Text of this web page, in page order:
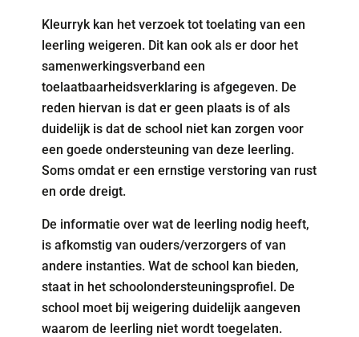
Kleurryk kan het verzoek tot toelating van een
leerling weigeren. Dit kan ook als er door het
samenwerkingsverband een
toelaatbaarheidsverklaring is afgegeven. De
reden hiervan is dat er geen plaats is of als
duidelijk is dat de school niet kan zorgen voor
een goede ondersteuning van deze leerling.
Soms omdat er een ernstige verstoring van rust
en orde dreigt.
De informatie over wat de leerling nodig heeft,
is afkomstig van ouders/verzorgers of van
andere instanties. Wat de school kan bieden,
staat in het schoolondersteuningsprofiel. De
school moet bij weigering duidelijk aangeven
waarom de leerling niet wordt toegelaten.